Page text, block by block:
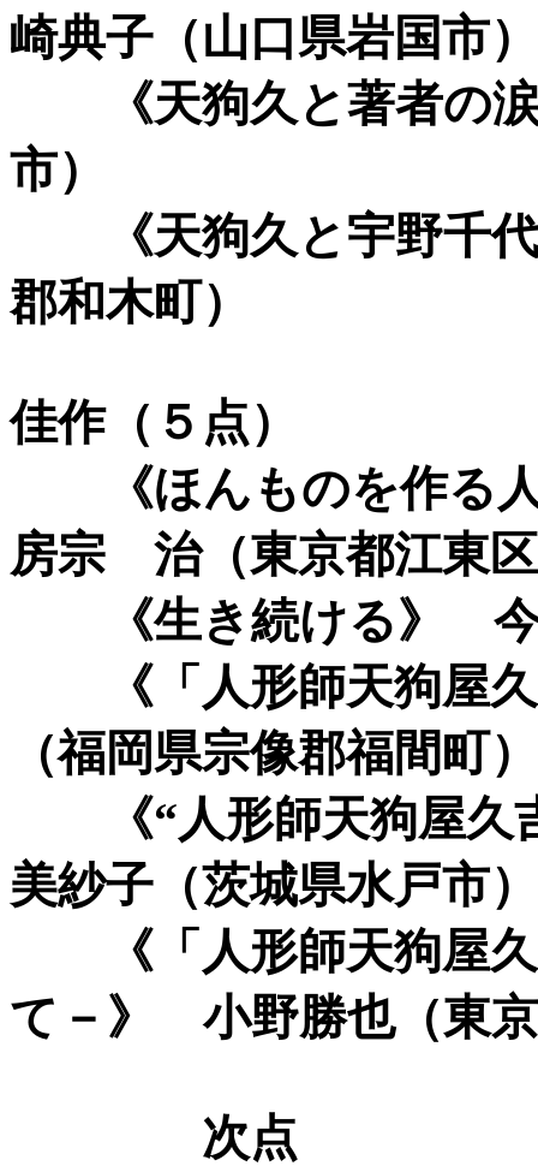
崎典子（山口県岩国市）
《天狗久と著者の涙
市）
《天狗久と宇野千代
郡和木町）
佳作（５点）
《ほんものを作る
房宗 治（東京都江東
《生き続ける》 今
《「人形師天狗屋久
（福岡県宗像郡福間町）
《“人形師天狗屋久
美紗子（茨城県水戸市）
《「人形師天狗屋久
て－》 小野勝也（東
次点